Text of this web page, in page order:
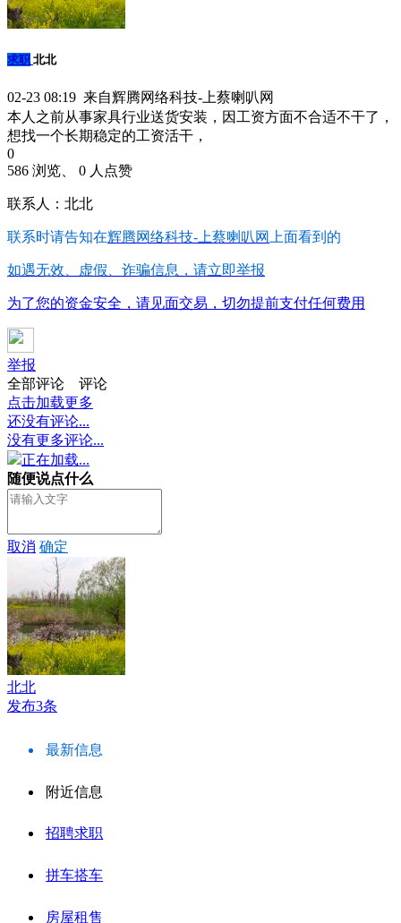
求职 北北
02-23 08:19 来自辉腾网络科技-上蔡喇叭网
本人之前从事家具行业送货安装，因工资方面不合适不干了，
想找一个长期稳定的工资活干，
0
586 浏览、 0 人点赞
联系人：北北
联系时请告知在辉腾网络科技-上蔡喇叭网 上面看到的
如遇无效、虚假、诈骗信息，请立即举报
为了您的资金安全，请见面交易，切勿提前支付任何费用
举报
全部评论
评论
点击加载更多
还没有评论...
没有更多评论...
正在加载...
随便说点什么
取消 确定
北北
发布3条
最新信息
附近信息
招聘求职
拼车搭车
房屋租售